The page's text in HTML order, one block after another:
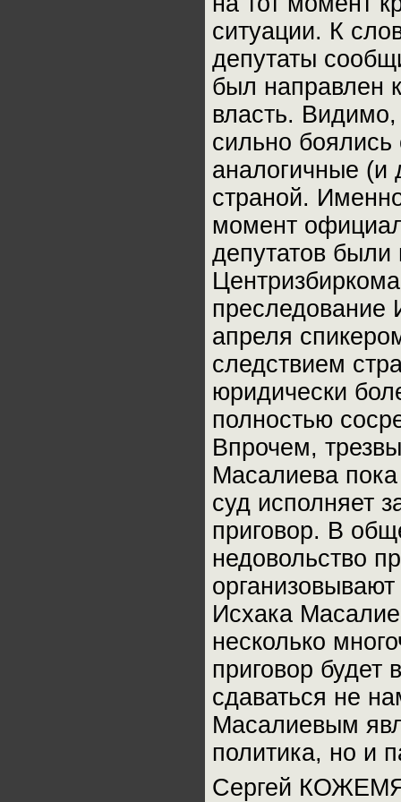
ситуации. К
депутаты
был направлен
власть.
сильно
аналогичные
страной.
момент
депутатов
преследование
апреля
следствием
юридически
полностью
Впрочем,
Масалиева
суд исполняет
приговор. В
недовольство
Исхака
несколько
приговор
сдаваться не
Масалиевым
политика, но и
Сергей